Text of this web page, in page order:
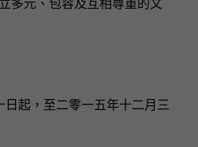
多元、包容及互相尊重的文
起，至二零一五年十二月三